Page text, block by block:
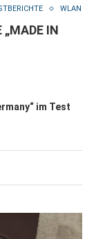
WLAN
IN
im Test